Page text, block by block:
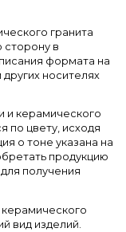
гранита
сторону в
формата на
других носителях
и керамического
по цвету, исходя
о тоне указана на
продукцию
получения
вид изделий.